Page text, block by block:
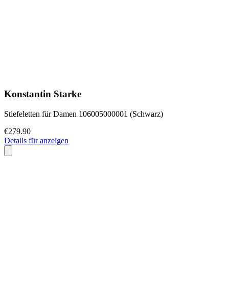
Konstantin Starke
Stiefeletten für Damen 106005000001 (Schwarz)
€279.90
Details für anzeigen